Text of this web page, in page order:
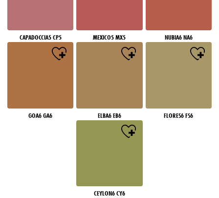
CAPADOCCIA5 CP5 MEXICO5 MX5 NUBIA6 NA6
GOA6 GA6 ELBA6 EB6 FLORES6 FS6
CEYLON6 CY6